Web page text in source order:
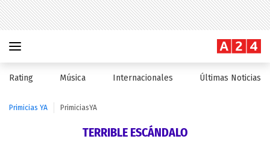
Rating Música Internacionales Últimas Noticias
Primicias YA PrimiciasYA
TERRIBLE ESCÁNDALO